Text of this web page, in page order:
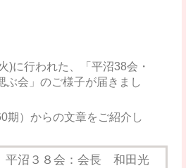
)に行われた、「平沼38会・
ぶ会」のご様子が届きまし
期）からの文章をご紹介し
平沼３８会：会長 和田光